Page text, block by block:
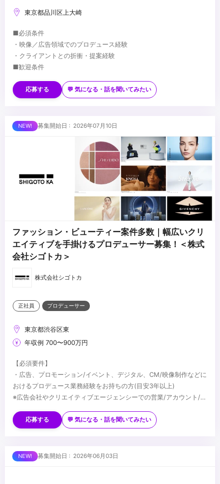
東京都品川区上大崎
■必須条件
・映像／広告領域でのプロデュース経験
・クライアントとの折衝・提案経験
■歓迎条件
・広告・映像・Web制作など無形商材の営業経験
・新規案件獲得〜受注まで担当した経験
・継続案件につなげた経験
応募する 💬 気になる・話を聞いてみたい
募集開始日 : 2026年07月10日
ファッション・ビューティー案件多数｜幅広いクリ
エイティブを手掛けるプロデューサー募集！＜株式
会社シゴトカ＞
株式会社シゴトカ
正社員 プロデューサー
東京都渋谷区東
年収例 700〜900万円
【必須要件】
・広告、プロモーション/イベント、デジタル、CM/映像制作などに
おけるプロデュース業務経験をお持ちの方(目安3年以上)
※広告会社やクリエイティブエージェンシーでの営業/アカウント/ビ
方も歓迎
・少数組織の中でご自身の職域を限定せずなんでもチャレンジする
・「映像だけ」「グラフィックだけ」ではなく幅広い手法・アウト
プットを手掛けていきたい方
...
応募する 💬 気になる・話を聞いてみたい
募集開始日 : 2026年06月03日